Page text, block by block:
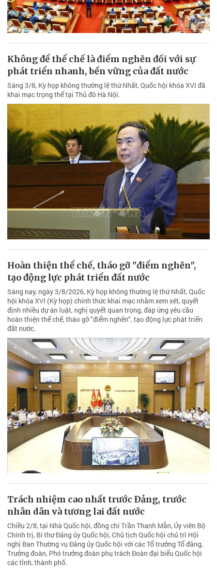
Không để thể chế là điểm nghẽn đối với sự
phát triển nhanh, bền vững của đất nước
Sáng 3/8, Kỳ họp không thường lệ thứ Nhất, Quốc hội khóa XVI đã
khai mạc trọng thể tại Thủ đô Hà Nội.
Hoàn thiện thể chế, tháo gỡ "điểm nghẽn",
tạo động lực phát triển đất nước
Sáng nay, ngày 3/8/2026, Kỳ họp không thường lệ thứ Nhất, Quốc
hội khóa XVI (Kỳ họp) chính thức khai mạc nhằm xem xét, quyết
định nhiều dự án luật, nghị quyết quan trọng, đáp ứng yêu cầu
hoàn thiện thể chế, tháo gỡ "điểm nghẽn", tạo động lực phát triển
đất nước.
Trách nhiệm cao nhất trước Đảng, trước
nhân dân và tương lai đất nước
Chiều 2/8, tại Nhà Quốc hội, đồng chí Trần Thanh Mẫn, Ủy viên Bộ
Chính trị, Bí thư Đảng ủy Quốc hội, Chủ tịch Quốc hội chủ trì Hội
nghị Ban Thường vụ Đảng ủy Quốc hội với các Tổ trưởng Tổ đảng,
Trưởng đoàn, Phó trưởng đoàn phụ trách Đoàn đại biểu Quốc hội
các tỉnh, thành phố.